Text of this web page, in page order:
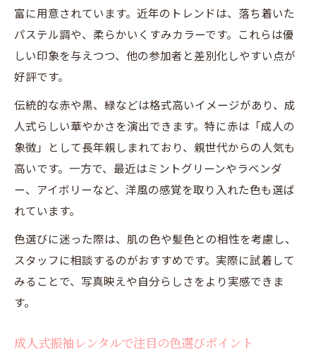
富に用意されています。近年のトレンドは、落ち着いた
パステル調や、柔らかいくすみカラーです。これらは優
しい印象を与えつつ、他の参加者と差別化しやすい点が
好評です。
伝統的な赤や黒、緑などは格式高いイメージがあり、成
人式らしい華やかさを演出できます。特に赤は「成人の
象徴」として長年親しまれており、親世代からの人気も
高いです。一方で、最近はミントグリーンやラベンダ
ー、アイボリーなど、洋風の感覚を取り入れた色も選ば
れています。
色選びに迷った際は、肌の色や髪色との相性を考慮し、
スタッフに相談するのがおすすめです。実際に試着して
みることで、写真映えや自分らしさをより実感できま
す。
成人式振袖レンタルで注目の色選びポイント